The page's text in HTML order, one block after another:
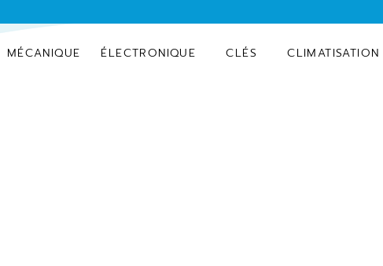
MÉCANIQUE ÉLECTRONIQUE CLÉS CLIMATISATION